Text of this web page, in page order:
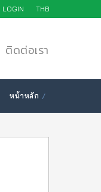
LOGIN THB
ติดต่อเรา
หน้าหลัก